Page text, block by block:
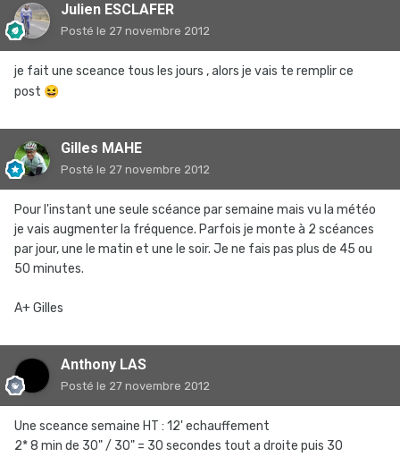
Julien ESCLAFER
Posté le 27 novembre 2012
je fait une sceance tous les jours , alors je vais te remplir ce
post 😆
Gilles MAHE
Posté le 27 novembre 2012
Pour l'instant une seule scéance par semaine mais vu la météo
je vais augmenter la fréquence. Parfois je monte à 2 scéances
par jour, une le matin et une le soir. Je ne fais pas plus de 45 ou
50 minutes.
A+ Gilles
Anthony LAS
Posté le 27 novembre 2012
Une sceance semaine HT : 12' echauffement
2* 8 min de 30" / 30" = 30 secondes tout a droite puis 30